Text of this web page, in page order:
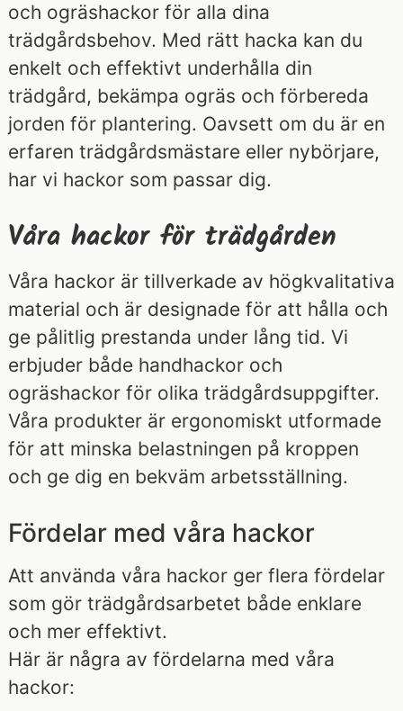
och ogräshackor för alla dina
trädgårdsbehov. Med rätt hacka kan du
enkelt och effektivt underhålla din
trädgård, bekämpa ogräs och förbereda
jorden för plantering. Oavsett om du är en
erfaren trädgårdsmästare eller nybörjare,
har vi hackor som passar dig.
Våra hackor för trädgården
Våra hackor är tillverkade av högkvalitativa
material och är designade för att hålla och
ge pålitlig prestanda under lång tid. Vi
erbjuder både handhackor och
ogräshackor för olika trädgårdsuppgifter.
Våra produkter är ergonomiskt utformade
för att minska belastningen på kroppen
och ge dig en bekväm arbetsställning.
Fördelar med våra hackor
Att använda våra hackor ger flera fördelar
som gör trädgårdsarbetet både enklare
och mer effektivt.
Här är några av fördelarna med våra
hackor: